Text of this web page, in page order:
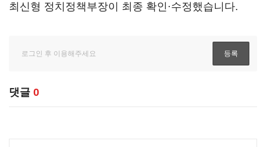
최신형 정치정책부장이 최종 확인·수정했습니다.
댓글 0